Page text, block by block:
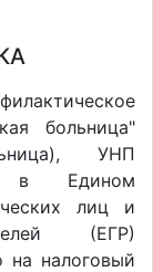
больница"
УНП
в Едином
лиц и
(ЕГР)
на налоговый